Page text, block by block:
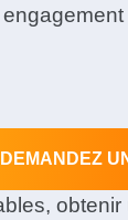
DEMANDEZ